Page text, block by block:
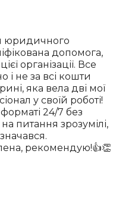
юридичного
допомога,
організації. Все
і не за всі кошти
яка вела дві мої
у своїй роботі!
24/7 без
питання зрозумілі,
рекомендую!👍👏